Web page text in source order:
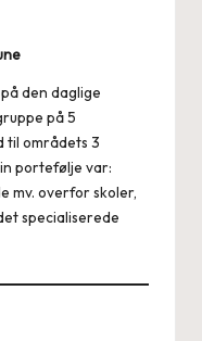
den daglige
på 5
til områdets 3
portefølje var:
mv. overfor skoler,
specialiserede